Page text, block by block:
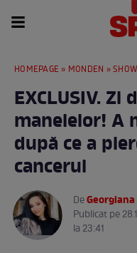
HOMEPAGE » MONDEN »
EXCLUSIV.
manelelor! A
după ce a
cancerul
De
Publicat pe
la 23:41